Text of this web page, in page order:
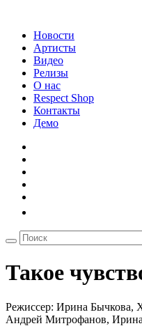
Новости
Артисты
Видео
Релизы
О нас
Respect Shop
Контакты
Демо
Такое
Режиссер: Ирина Бычкова,
Андрей Митрофанов,